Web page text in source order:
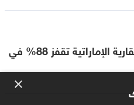
أرباح الدار العقارية الإماراتية تقفز 88% في
×